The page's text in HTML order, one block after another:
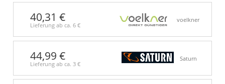
40,31 €
Lieferung ab ca. 6 €
voelkner
44,99 €
Lieferung ab ca. 3 €
Saturn